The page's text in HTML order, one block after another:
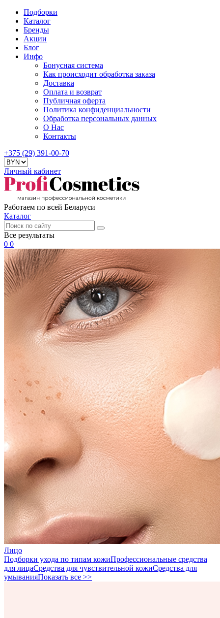
Подборки
Каталог
Бренды
Акции
Блог
Инфо
Бонусная система
Как происходит обработка заказа
Доставка
Оплата и возврат
Публичная оферта
Политика конфиденциальности
Обработка персональных данных
О Нас
Контакты
+375 (29) 391-00-70
Личный кабинет
Работаем по всей Беларуси
Каталог
Все результаты
0 0
Лицо
Подборки ухода по типам кожиПрофессиональные средства
для лицаСредства для чувствительной кожиСредства для
умыванияПоказать все >>